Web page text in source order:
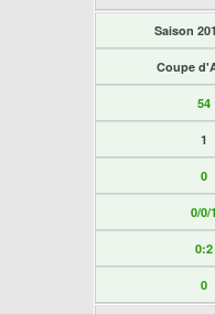
Saison
Coupe
54
1
0
0/0/1
0:2
0